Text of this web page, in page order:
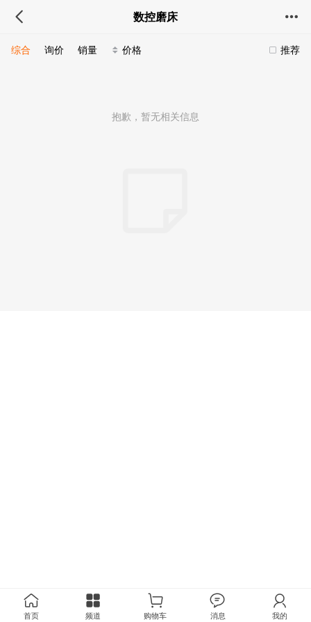
数控磨床
推荐
综合 询价 销量 价格
抱歉，暂无相关信息
首页 频道 购物车 消息 我的